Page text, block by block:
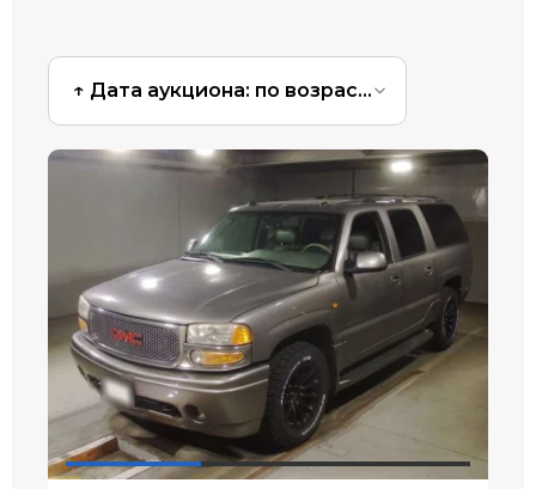
↑ Дата аукциона: по возрастанию